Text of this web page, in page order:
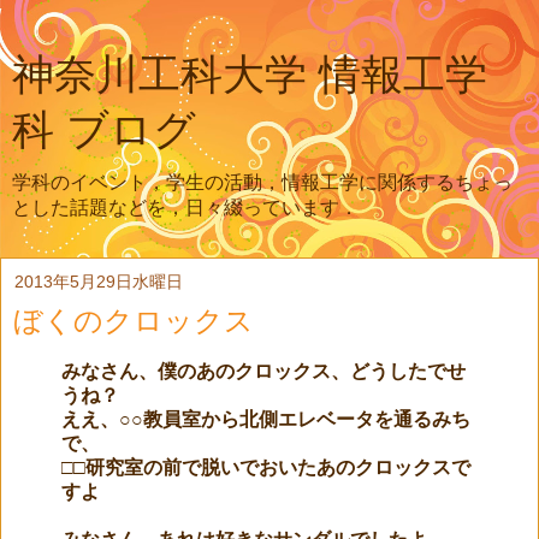
神奈川工科大学 情報工学
科 ブログ
学科のイベント，学生の活動，情報工学に関係するちょっ
とした話題などを，日々綴っています．
2013年5月29日水曜日
ぼくのクロックス
みなさん、僕のあのクロックス、どうしたでせ
うね？
ええ、○○教員室から北側エレベータを通るみち
で、
□□研究室の前で脱いでおいたあのクロックスで
すよ